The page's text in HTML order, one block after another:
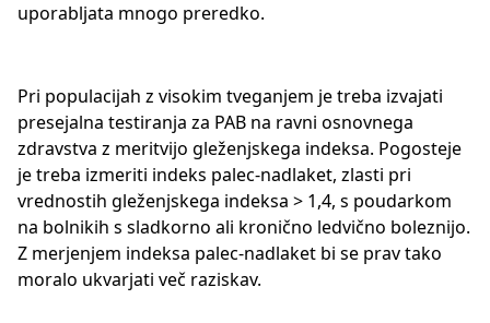
uporabljata mnogo preredko.
Pri populacijah z visokim tveganjem je treba izvajati
presejalna testiranja za PAB na ravni osnovnega
zdravstva z meritvijo gleženjskega indeksa. Pogosteje
je treba izmeriti indeks palec-nadlaket, zlasti pri
vrednostih gleženjskega indeksa > 1,4, s poudarkom
na bolnikih s sladkorno ali kronično ledvično boleznijo.
Z merjenjem indeksa palec-nadlaket bi se prav tako
moralo ukvarjati več raziskav.